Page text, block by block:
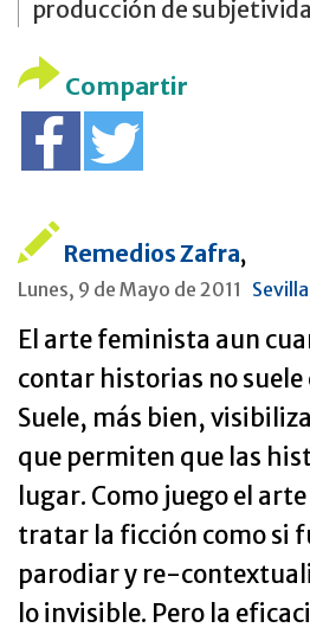
producción de
Compartir
Remedios Zafra,
Lunes, 9 de Mayo de 2011 Sevilla
El arte feminista aun
contar historias no
Suele, más bien,
que permiten que las
lugar. Como juego el
tratar la ficción como si
parodiar y re-
lo invisible. Pero la